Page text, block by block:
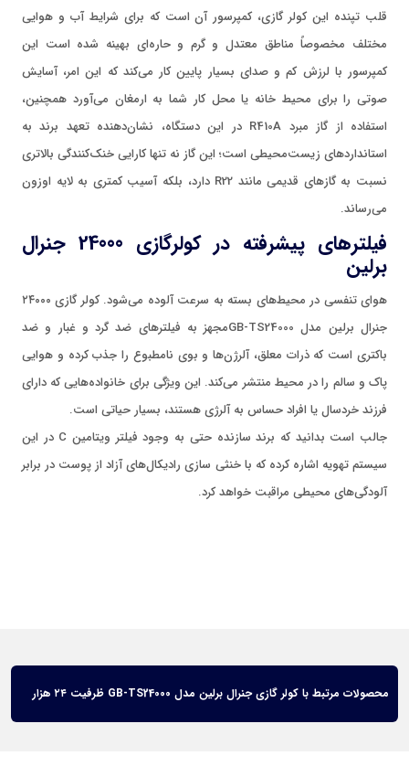
قلب تپنده این کولر گازی، کمپرسور آن است که برای شرایط آب و هوایی
مختلف مخصوصاً مناطق معتدل و گرم و حاره‌ای بهینه شده است این
کمپرسور با لرزش کم و صدای بسیار پایین کار می‌کند که این امر، آسایش
صوتی را برای محیط خانه یا محل کار شما به ارمغان می‌آورد همچنین،
استفاده از گاز مبرد R410A در این دستگاه، نشان‌دهنده تعهد برند به
استانداردهای زیست‌محیطی است؛ این گاز نه تنها کارایی خنک‌کنندگی بالاتری
نسبت به گازهای قدیمی مانند R22 دارد، بلکه آسیب کمتری به لایه اوزون
می‌رساند.
فیلترهای پیشرفته در کولرگازی 24000 جنرال
برلین
هوای تنفسی در محیط‌های بسته به سرعت آلوده می‌شود. کولر گازی ۲۴۰۰۰
جنرال برلین مدل GB-TS24000مجهز به فیلترهای ضد گرد و غبار و ضد
باکتری است که ذرات معلق، آلرژن‌ها و بوی نامطبوع را جذب کرده و هوایی
پاک و سالم را در محیط منتشر می‌کند. این ویژگی برای خانواده‌هایی که دارای
فرزند خردسال یا افراد حساس به آلرژی هستند، بسیار حیاتی است.
جالب است بدانید که برند سازنده حتی به وجود فیلتر ویتامین C در این
سیستم تهویه اشاره کرده که با خنثی سازی رادیکا‌ل‌های آزاد از پوست در برابر
آلودگی‌های محیطی مراقبت خواهد کرد.
محصولات مرتبط با کولر گازی جنرال برلین مدل GB-TS24000 ظرفیت ۲۴ هزار